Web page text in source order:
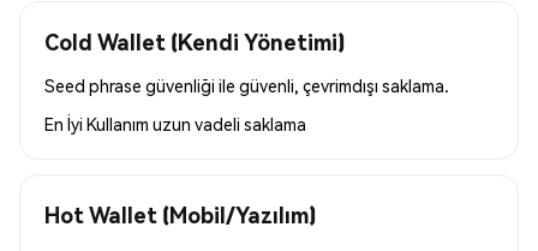
Cold Wallet (Kendi Yönetimi)
Seed phrase güvenliği ile güvenli, çevrimdışı saklama.
En İyi Kullanım uzun vadeli saklama
Hot Wallet (Mobil/Yazılım)